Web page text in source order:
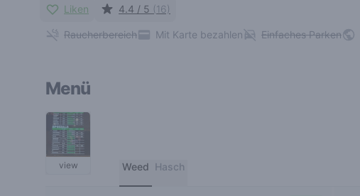
Liken 4.4 / 5 (16)
Raucherbereich Mit Karte bezahlen Einfaches Parken
Menü
view Weed Hasch